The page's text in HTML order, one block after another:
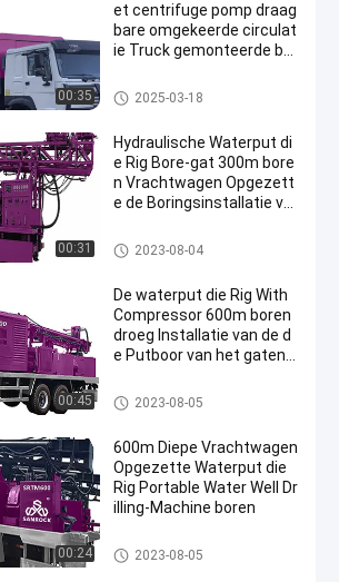
00:35
et centrifuge pomp draag
bare omgekeerde circulat
ie Truck gemonteerde bo
Vrachtwagen opgezette de bor
ingsinstallatie van de waterpu
2025-03-18
00:31
Hydraulische Waterput di
e Rig Bore-gat 300m bore
n Vrachtwagen Opgezett
e de Boringsinstallatie va
Vrachtwagen opgezette de bor
ingsinstallatie van de waterpu
2023-08-04
00:45
De waterput die Rig With
Compressor 600m boren
droeg Installatie van de d
e Putboor van het gaten d
e Water
Vrachtwagen opgezette de bor
ingsinstallatie van de waterpu
2023-08-05
00:24
600m Diepe Vrachtwagen
Opgezette Waterput die
Rig Portable Water Well Dr
illing-Machine boren
Vrachtwagen opgezette de bor
ingsinstallatie van de waterpu
2023-08-05